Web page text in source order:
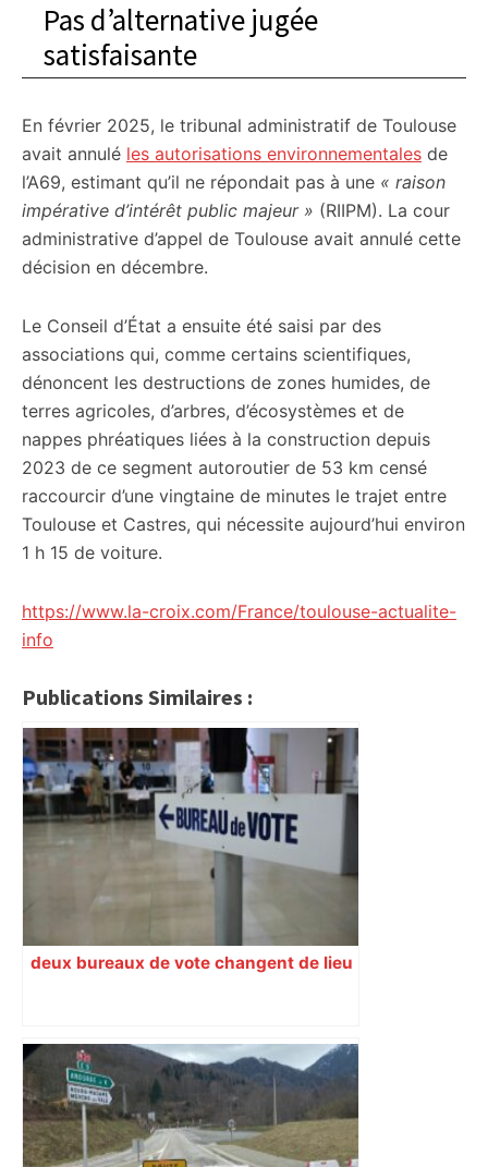
Pas d’alternative jugée
satisfaisante
En février 2025, le tribunal administratif de Toulouse
avait annulé les autorisations environnementales de
l’A69, estimant qu’il ne répondait pas à une « raison
impérative d’intérêt public majeur » (RIIPM). La cour
administrative d’appel de Toulouse avait annulé cette
décision en décembre.
Le Conseil d’État a ensuite été saisi par des
associations qui, comme certains scientifiques,
dénoncent les destructions de zones humides, de
terres agricoles, d’arbres, d’écosystèmes et de
nappes phréatiques liées à la construction depuis
2023 de ce segment autoroutier de 53 km censé
raccourcir d’une vingtaine de minutes le trajet entre
Toulouse et Castres, qui nécessite aujourd’hui environ
1 h 15 de voiture.
https://www.la-croix.com/France/toulouse-actualite-
info
Publications Similaires :
deux bureaux de vote changent de lieu